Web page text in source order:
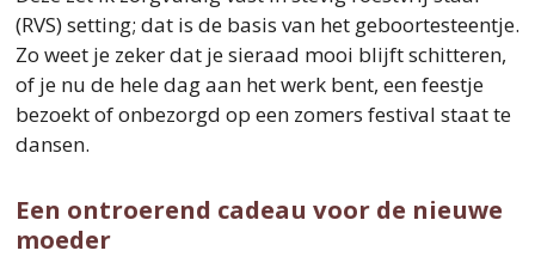
(RVS) setting; dat is de basis van het geboortesteentje.
Zo weet je zeker dat je sieraad mooi blijft schitteren,
of je nu de hele dag aan het werk bent, een feestje
bezoekt of onbezorgd op een zomers festival staat te
dansen.
Een ontroerend cadeau voor de nieuwe
moeder